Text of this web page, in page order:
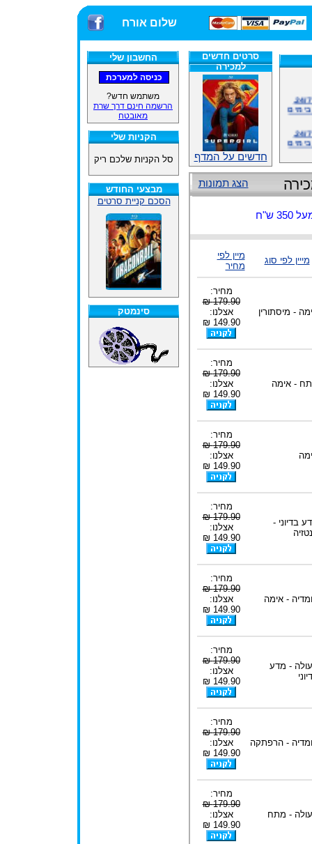
שלום אורח
החשבון שלי
משתמש חדש?
הרשמה חינם דרך שרת
מאובטח
הקניות שלי
סל הקניות שלכם ריק
מבצעי החודש
הסכם קניית סרטים
סינמטק
סרטים חדשים
למכירה
חדשים על המדף
הצג תמונות
ש"ח
מייין לפי סוג
מיין לפי
מחיר
- מיסתורין
מחיר:
179.90 ₪
אצלנו:
149.90 ₪
- אימה
מחיר:
179.90 ₪
אצלנו:
149.90 ₪
מחיר:
179.90 ₪
אצלנו:
149.90 ₪
בדיוני -
מחיר:
179.90 ₪
אצלנו:
149.90 ₪
- אימה
מחיר:
179.90 ₪
אצלנו:
149.90 ₪
- מדע
מחיר:
179.90 ₪
אצלנו:
149.90 ₪
- הרפתקה
מחיר:
179.90 ₪
אצלנו:
149.90 ₪
- מתח
מחיר:
179.90 ₪
אצלנו:
149.90 ₪